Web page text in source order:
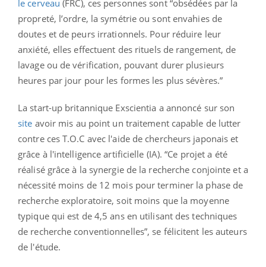
le cerveau (FRC), ces personnes sont “obsédées par la
propreté, l’ordre, la symétrie ou sont envahies de
doutes et de peurs irrationnels. Pour réduire leur
anxiété, elles effectuent des rituels de rangement, de
lavage ou de vérification, pouvant durer plusieurs
heures par jour pour les formes les plus sévères.”
La start-up britannique Exscientia a annoncé sur son
site avoir mis au point un traitement capable de lutter
contre ces T.O.C avec l'aide de chercheurs japonais et
grâce à l'intelligence artificielle (IA). “Ce projet a été
réalisé grâce à la synergie de la recherche conjointe et a
nécessité moins de 12 mois pour terminer la phase de
recherche exploratoire, soit moins que la moyenne
typique qui est de 4,5 ans en utilisant des techniques
de recherche conventionnelles”, se félicitent les auteurs
de l'étude.